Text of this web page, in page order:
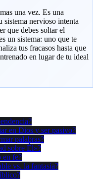
una vez. Es una
sistema nervioso intenta
que debes soltar el
un sistema: uno que te
tus fracasos hasta que
en lugar de tu ideal
en Dios y ser pasivo?
palabras?
sobre Él»?
en fe?
vs. la fantasía?